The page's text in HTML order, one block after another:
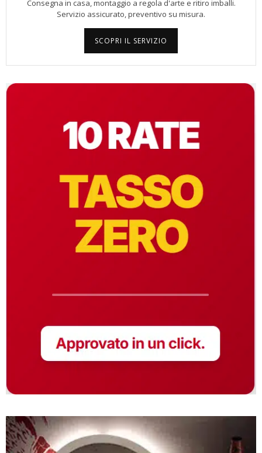
Consegna in casa, montaggio a regola d'arte e ritiro imballi.
Servizio assicurato, preventivo su misura.
SCOPRI IL SERVIZIO